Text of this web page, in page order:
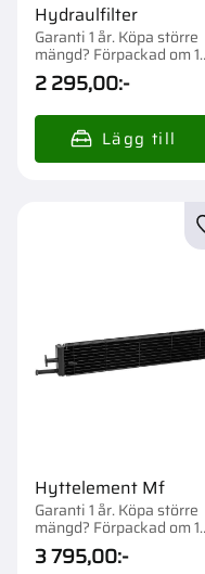
Hydraulfilter
Garanti 1 år. Köpa större
mängd? Förpackad om 1
st.
2 295,00:-
Hyttelement Mf
Garanti 1 år. Köpa större
mängd? Förpackad om 1
st.
3 795,00:-